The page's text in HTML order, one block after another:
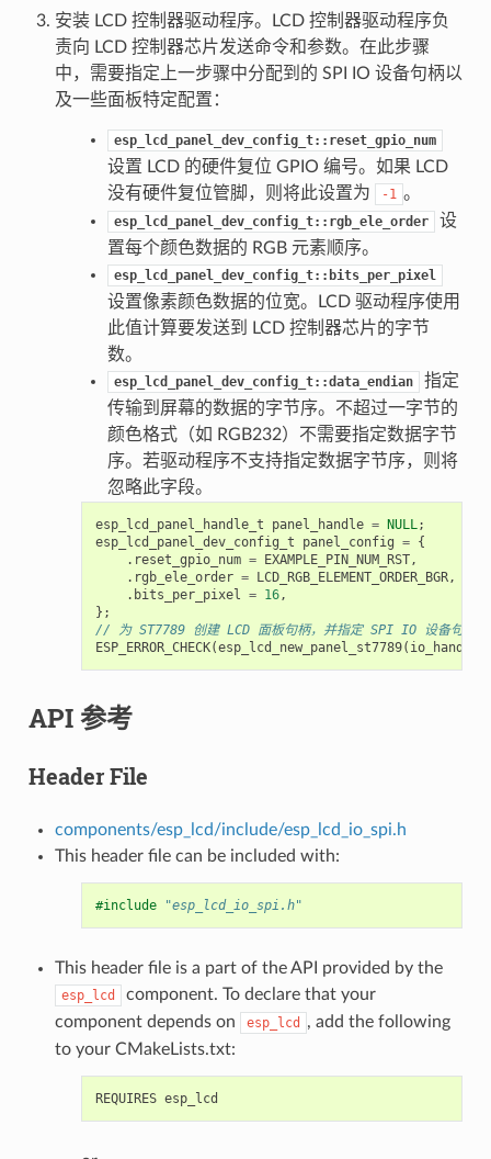
安装 LCD 控制器驱动程序。LCD 控制器驱动程序负
责向 LCD 控制器芯片发送命令和参数。在此步骤
中，需要指定上一步骤中分配到的 SPI IO 设备句柄以
及一些面板特定配置：
esp_lcd_panel_dev_config_t::reset_gpio_num
设置 LCD 的硬件复位 GPIO 编号。如果 LCD
没有硬件复位管脚，则将此设置为
-1 。
esp_lcd_panel_dev_config_t::rgb_ele_order
设
置每个颜色数据的 RGB 元素顺序。
esp_lcd_panel_dev_config_t::bits_per_pixel
设置像素颜色数据的位宽。LCD 驱动程序使用
此值计算要发送到 LCD 控制器芯片的字节
数。
esp_lcd_panel_dev_config_t::data_endian
指定
传输到屏幕的数据的字节序。不超过一字节的
颜色格式（如 RGB232）不需要指定数据字节
序。若驱动程序不支持指定数据字节序，则将
忽略此字段。
esp_lcd_panel_handle_t panel_handle = NULL;
esp_lcd_panel_dev_config_t
panel_config = {
. reset_gpio_num = EXAMPLE_PIN_NUM_RST,
. rgb_ele_order = LCD_RGB_ELEMENT_ORDER_BGR,
. bits_per_pixel = 16,
};
// 为 ST7789 创建 LCD 面板句柄，并指定 SPI IO 设备句柄
ESP_ERROR_CHECK(esp_lcd_new_panel_st7789( io_handle
API 参考
Header File
components/esp_lcd/include/esp_lcd_io_spi.h
This header file can be included with:
#include "esp_lcd_io_spi.h"
This header file is a part of the API provided by the
esp_lcd
component. To declare that your
component depends on
esp_lcd
, add the following
to your CMakeLists.txt: